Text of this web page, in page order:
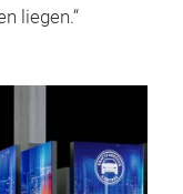
liegen.“